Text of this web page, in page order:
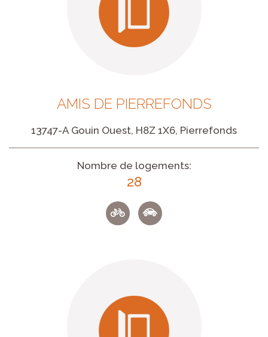
AMIS DE PIERREFONDS
13747-A Gouin Ouest, H8Z 1X6, Pierrefonds
Nombre de logements:
28